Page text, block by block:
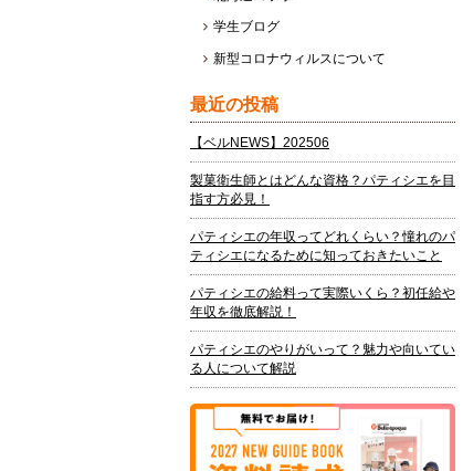
学生ブログ
新型コロナウィルスについて
最近の投稿
【ベルNEWS】202506
製菓衛生師とはどんな資格？パティシエを目
指す方必見！
パティシエの年収ってどれくらい？憧れのパ
ティシエになるために知っておきたいこと
パティシエの給料って実際いくら？初任給や
年収を徹底解説！
パティシエのやりがいって？魅力や向いてい
る人について解説